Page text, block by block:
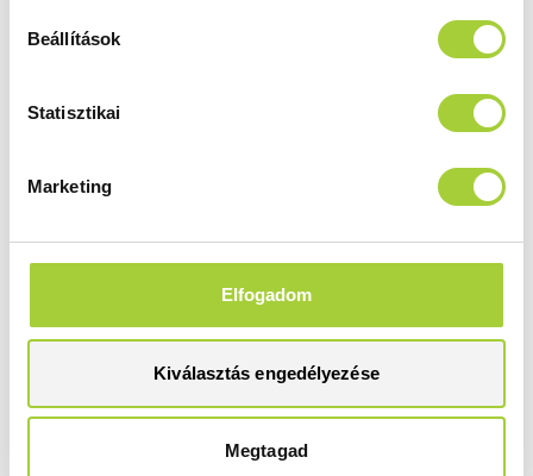
Beállítások
Statisztikai
Marketing
Elfogadom
Kiválasztás engedélyezése
Megtagad
Termékkód
Magasság
Üvegszín
Profilszín
arany
Termékkód
389304-09-01
Bruttó ár
242 000 Ft
Modo X II 105